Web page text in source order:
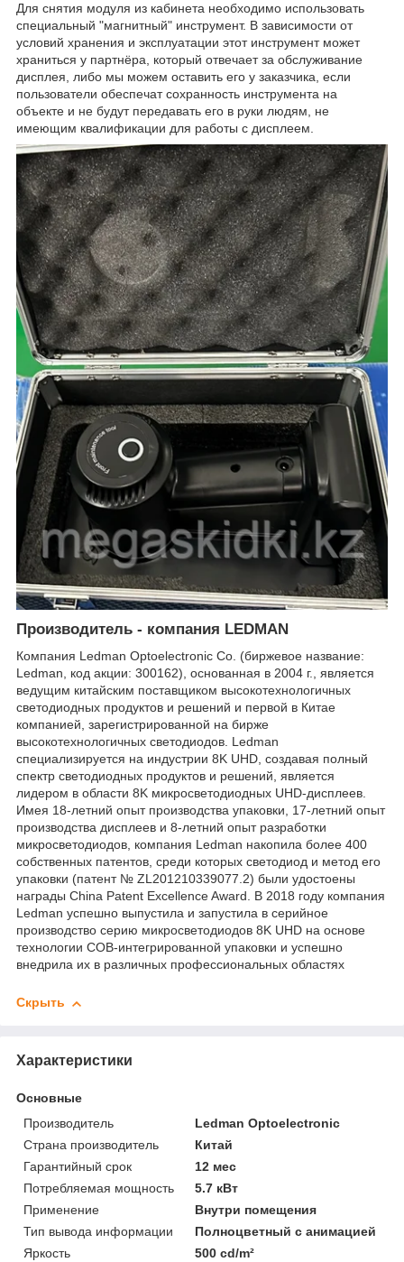
Для снятия модуля из кабинета необходимо использовать
специальный "магнитный" инструмент. В зависимости от
условий хранения и эксплуатации этот инструмент может
храниться у партнёра, который отвечает за обслуживание
дисплея, либо мы можем оставить его у заказчика, если
пользователи обеспечат сохранность инструмента на
объекте и не будут передавать его в руки людям, не
имеющим квалификации для работы с дисплеем.
Производитель - компания LEDMAN
Компания Ledman Optoelectronic Co. (биржевое название:
Ledman, код акции: 300162), основанная в 2004 г., является
ведущим китайским поставщиком высокотехнологичных
светодиодных продуктов и решений и первой в Китае
компанией, зарегистрированной на бирже
высокотехнологичных светодиодов. Ledman
специализируется на индустрии 8K UHD, создавая полный
спектр светодиодных продуктов и решений, является
лидером в области 8K микросветодиодных UHD-дисплеев.
Имея 18-летний опыт производства упаковки, 17-летний опыт
производства дисплеев и 8-летний опыт разработки
микросветодиодов, компания Ledman накопила более 400
собственных патентов, среди которых светодиод и метод его
упаковки (патент № ZL201210339077.2) были удостоены
награды China Patent Excellence Award. В 2018 году компания
Ledman успешно выпустила и запустила в серийное
производство серию микросветодиодов 8K UHD на основе
технологии COB-интегрированной упаковки и успешно
внедрила их в различных профессиональных областях
Скрыть
Характеристики
Основные
Производитель
Ledman Optoelectronic
Страна производитель
Китай
Гарантийный срок
12 мес
Потребляемая мощность
5.7 кВт
Применение
Внутри помещения
Тип вывода информации
Полноцветный с анимацией
Яркость
500 cd/m²